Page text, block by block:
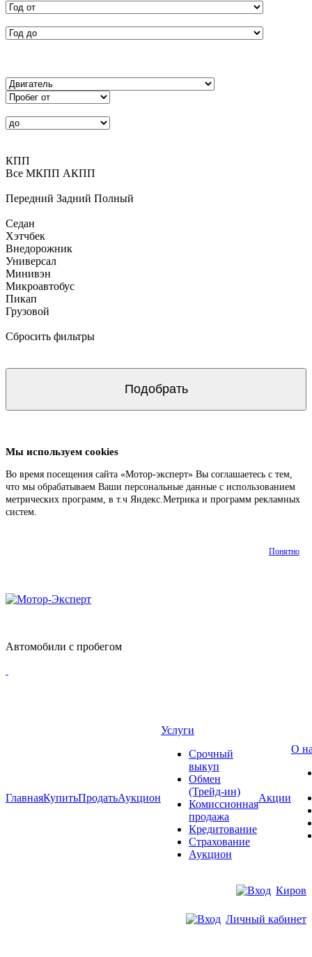
КПП
Все MКПП АКПП
Передний Задний Полный
Седан
Хэтчбек
Внедорожник
Универсал
Минивэн
Микроавтобус
Пикап
Грузовой
Сбросить фильтры
Мы используем cookies
Во время посещения сайта «Мотор-эксперт» Вы соглашаетесь с тем,
что мы обрабатываем Ваши персональные данные с использованием
метрических программ, в т.ч Яндекс.Метрика и программ рекламных
систем.
Понятно
Автомобили с пробегом
ГлавнаяКупитьПродатьАукцион
Услуги
Срочный
выкуп
Обмен
(Трейд-ин)
Комиссионная
продажа
Кредитование
Страхование
Аукцион
Акции
О
Киров
Личный кабинет